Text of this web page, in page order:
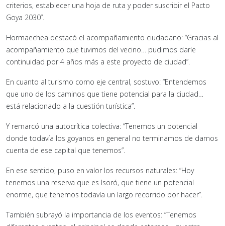
criterios, establecer una hoja de ruta y poder suscribir el Pacto
Goya 2030”.
Hormaechea destacó el acompañamiento ciudadano: “Gracias al
acompañamiento que tuvimos del vecino… pudimos darle
continuidad por 4 años más a este proyecto de ciudad”.
En cuanto al turismo como eje central, sostuvo: “Entendemos
que uno de los caminos que tiene potencial para la ciudad…
está relacionado a la cuestión turística”.
Y remarcó una autocrítica colectiva: “Tenemos un potencial
donde todavía los goyanos en general no terminamos de darnos
cuenta de ese capital que tenemos”.
En ese sentido, puso en valor los recursos naturales: “Hoy
tenemos una reserva que es Isoró, que tiene un potencial
enorme, que tenemos todavía un largo recorrido por hacer”.
También subrayó la importancia de los eventos: “Tenemos